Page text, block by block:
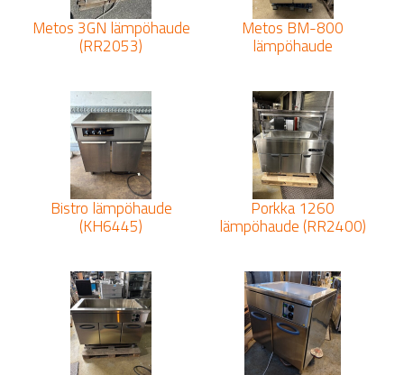
Metos 3GN lämpöhaude
(RR2053)
Metos BM-800
lämpöhaude
Bistro lämpöhaude
(KH6445)
Porkka 1260
lämpöhaude (RR2400)